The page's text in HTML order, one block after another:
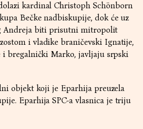
kardinal Christoph Schönborn
Bečke nadbiskupije, dok će uz
Andreja biti prisutni mitropolit
i vladike braničevski Ignatije,
bregalnički Marko, javljaju srpski
objekt koji je Eparhija preuzela
Eparhija SPC-a vlasnica je triju